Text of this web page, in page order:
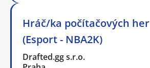
Hráč/ka počítačových her
(Esport - NBA2K)
Drafted.gg s.r.o.